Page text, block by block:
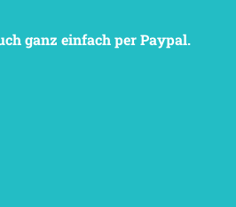
ganz einfach per Paypal.